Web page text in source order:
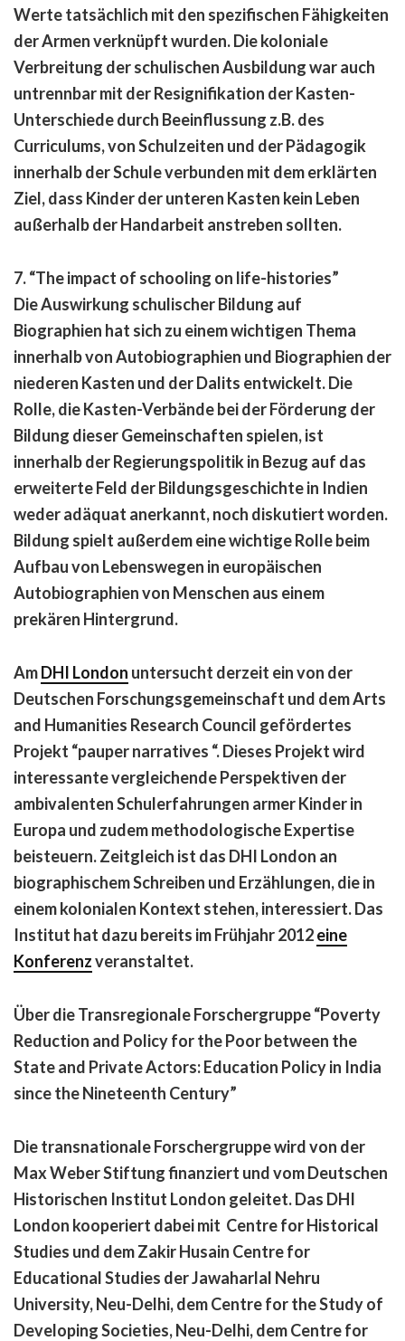
Werte tatsächlich mit den spezifischen Fähigkeiten
der Armen verknüpft wurden. Die koloniale
Verbreitung der schulischen Ausbildung war auch
untrennbar mit der Resignifikation der Kasten-
Unterschiede durch Beeinflussung z.B. des
Curriculums, von Schulzeiten und der Pädagogik
innerhalb der Schule verbunden mit dem erklärten
Ziel, dass Kinder der unteren Kasten kein Leben
außerhalb der Handarbeit anstreben sollten.
7. “The impact of schooling on life-histories”
Die Auswirkung schulischer Bildung auf
Biographien hat sich zu einem wichtigen Thema
innerhalb von Autobiographien und Biographien der
niederen Kasten und der Dalits entwickelt. Die
Rolle, die Kasten-Verbände bei der Förderung der
Bildung dieser Gemeinschaften spielen, ist
innerhalb der Regierungspolitik in Bezug auf das
erweiterte Feld der Bildungsgeschichte in Indien
weder adäquat anerkannt, noch diskutiert worden.
Bildung spielt außerdem eine wichtige Rolle beim
Aufbau von Lebenswegen in europäischen
Autobiographien von Menschen aus einem
prekären Hintergrund.
AmDHI London untersucht derzeit ein von der
Deutschen Forschungsgemeinschaft und dem Arts
and Humanities Research Council gefördertes
Projekt “pauper narratives “. Dieses Projekt wird
interessante vergleichende Perspektiven der
ambivalenten Schulerfahrungen armer Kinder in
Europa und zudem methodologische Expertise
beisteuern. Zeitgleich ist das DHI London an
biographischem Schreiben und Erzählungen, die in
einem kolonialen Kontext stehen, interessiert. Das
Institut hat dazu bereits im Frühjahr 2012eine
Konferenzveranstaltet.
Überdie Transregionale Forschergruppe“Poverty
Reduction and Policy for the Poor between the
State and Private Actors: Education Policy in India
since the Nineteenth Century”
Die transnationale Forschergruppe wird von der
Max Weber Stiftung finanziert und vom Deutschen
Historischen Institut London geleitet. Das DHI
London kooperiert dabei mit Centre for Historical
Studies und dem Zakir Husain Centre for
Educational Studies der Jawaharlal Nehru
University, Neu-Delhi, dem Centre for the Study of
Developing Societies, Neu-Delhi, dem Centre for